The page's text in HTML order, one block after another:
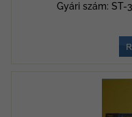
Gyári szám: